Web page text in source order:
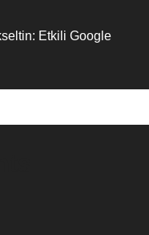
Etkili Google